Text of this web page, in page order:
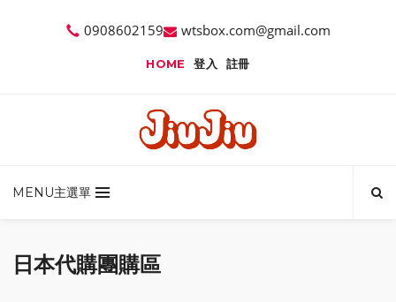
0908602159 wtsbox.com@gmail.com
HOME 登入 註冊
MENU主選單
日本代購團購區